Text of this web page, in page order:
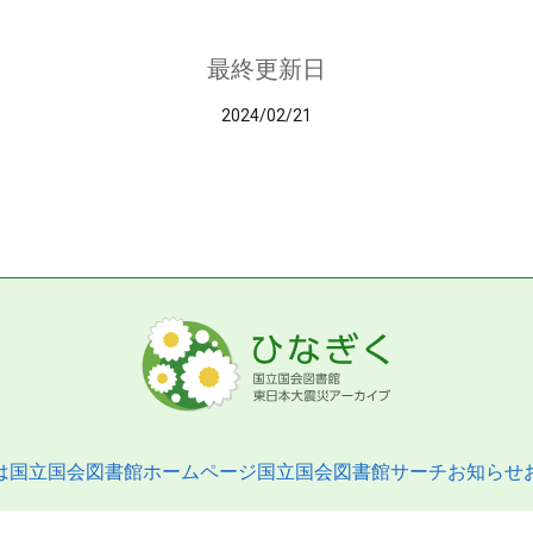
最終更新日
2024/02/21
国立国会図書館ホームページ国立国会図書館サーチお知らせ